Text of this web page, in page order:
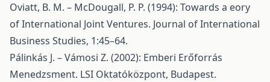
Oviatt, B. M. – McDougall, P. P. (1994): Towards a eory
of International Joint Ventures. Journal of International
Business Studies, 1:45–64.
Pálinkás J. – Vámosi Z. (2002): Emberi Erőforrás
Menedzsment. LSI Oktatóközpont, Budapest.